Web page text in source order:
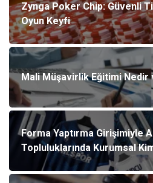
Zynga Poker Chip: Güvenli
Oyun Keyfi
Mali Müşavirlik Eğitimi Nedir
Forma Yaptırma Girişimiyle
Topluluklarında Kurumsal